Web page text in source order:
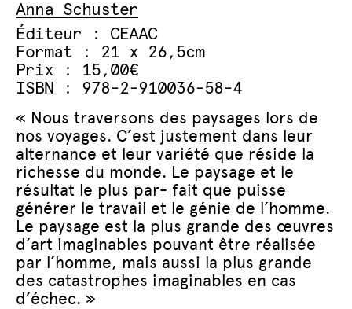
Anna Schuster
Éditeur : CEAAC
Format : 21 x 26,5cm
Prix : 15,00€
ISBN : 978-2-910036-58-4
« Nous traversons des paysages lors de
nos voyages. C’est justement dans leur
alternance et leur variété que réside la
richesse du monde. Le paysage et le
résultat le plus par- fait que puisse
générer le travail et le génie de l’homme.
Le paysage est la plus grande des œuvres
d’art imaginables pouvant être réalisée
par l’homme, mais aussi la plus grande
des catastrophes imaginables en cas
d’échec. »